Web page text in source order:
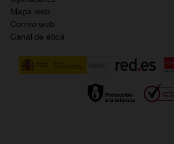
Política de cookies
Política de privacidad
Gestionar UTIQ
Mapa web
Correo web
Canal de ética